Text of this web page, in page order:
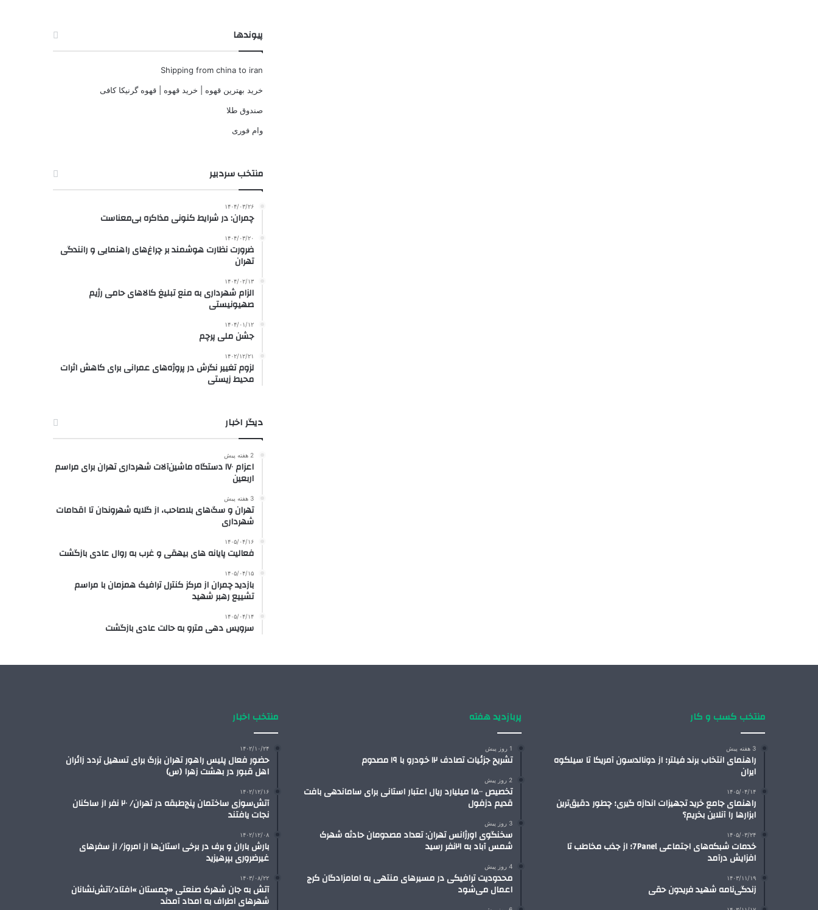
پیوندها
Shipping from china to iran
خرید بهترین قهوه | خرید قهوه | قهوه گرنیکا کافی
صندوق طلا
وام فوری
منتخب سردبیر
۱۴۰۴/۰۳/۲۶
چمران: در شرایط کنونی مذاکره بی‌معناست
۱۴۰۴/۰۳/۲۰
ضرورت نظارت هوشمند بر چراغ‌های راهنمایی و رانندگی
تهران
۱۴۰۴/۰۲/۱۳
الزام شهرداری به منع تبلیغ کالاهای حامی رژیم
صهیونیستی
۱۴۰۴/۰۱/۱۲
جشن ملی پرچم
۱۴۰۲/۱۲/۲۱
لزوم تغییر نگرش در پروژه‌های عمرانی برای کاهش اثرات
محیط زیستی
دیگر اخبار
2 هفته پیش
اعزام ۱۷۰ دستگاه ماشین‌آلات شهرداری تهران برای مراسم
اربعین
3 هفته پیش
تهران و سگ‌های بلاصاحب، از گلایه شهروندان تا اقدامات
شهرداری
۱۴۰۵/۰۴/۱۶
فعالیت پایانه های بیهقی و غرب به روال عادی بازگشت
۱۴۰۵/۰۴/۱۵
بازدید چمران از مرکز کنترل ترافیک همزمان با مراسم
تشییع رهبر شهید
۱۴۰۵/۰۴/۱۴
سرویس دهی مترو به حالت عادی بازگشت
منتخب کسب و کار
3 هفته پیش
راهنمای انتخاب برند فیلتر؛ از دونالدسون آمریکا تا سیلکوه
ایران
۱۴۰۵/۰۴/۱۴
راهنمای جامع خرید تجهیزات اندازه گیری؛ چطور دقیق‌ترین
ابزارها را آنلاین بخریم؟
۱۴۰۵/۰۳/۲۴
خدمات شبکه‌های اجتماعی 7Panel؛ از جذب مخاطب تا
افزایش درآمد
۱۴۰۳/۱۱/۱۹
زندگی‌نامه شهید فریدون حقی
پربازدید هفته
1 روز پیش
تشریح جزئیات تصادف ۱۲ خودرو با ۱۹ مصدوم
2 روز پیش
تخصیص ۱۵۰۰ میلیارد ریال اعتبار استانی برای ساماندهی بافت
قدیم دزفول
3 روز پیش
سخنگوی اورژانس تهران: تعداد مصدومان حادثه شهرک
شمس آباد به ۲۱نفر رسید
4 روز پیش
محدودیت ترافیکی در مسیرهای منتهی به امامزادگان کرج
اعمال می‌شود
منتخب اخبار
۱۴۰۲/۱۰/۲۴
حضور فعال پلیس راهور تهران بزرگ برای تسهیل تردد زائران
اهل قبور در بهشت زهرا (س)
۱۴۰۲/۱۲/۱۶
آتش‌سوزی ساختمان پنج‌طبقه در تهران/ ۲۰ نفر از ساکنان
نجات یافتند
۱۴۰۲/۱۲/۰۸
بارش باران و برف در برخی استان‌ها از امروز/ از سفرهای
غیرضروری بپرهیزید
۱۴۰۳/۰۸/۲۲
آتش به جان شهرک صنعتی «چمستان »افتاد/آتش‌نشانان
شهرهای اطراف به امداد آمدند